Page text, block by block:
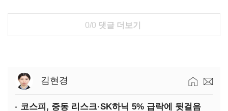
0/0 댓글 더보기
김현경
코스피, 중동 리스크·SK하닉 5% 급락에 뒷걸음